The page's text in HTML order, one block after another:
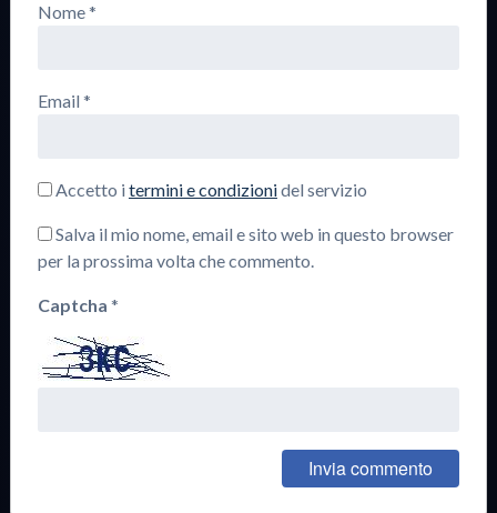
Nome*
Email *
Accetto i termini e condizionidel servizio
Salva il mio nome, email e sito web in questo browser
per la prossima volta che commento.
Captcha *